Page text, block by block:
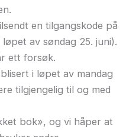
en tilgangskode på
av søndag 25. juni).
ett forsøk.
i løpet av mandag
tilgjengelig til og med
bok», og vi håper at